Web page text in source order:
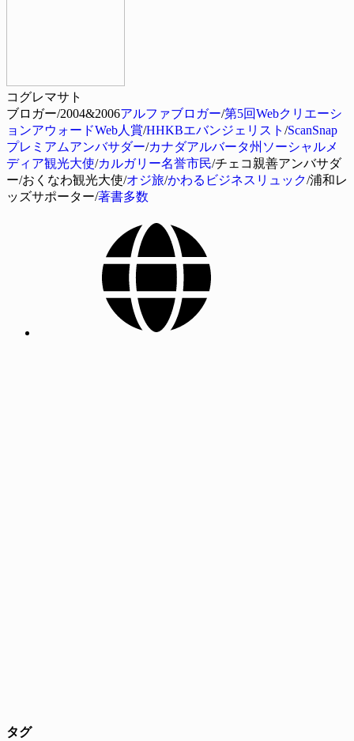
コグレマサト
ブロガー/2004&2006アルファブロガー/第5回Webクリエーシ
ョンアウォードWeb人賞/HHKBエバンジェリスト /ScanSnap
プレミアムアンバサダー/カナダアルバータ州ソーシャルメ
ディア観光大使/カルガリー名誉市民/チェコ親善アンバサダ
ー/おくなわ観光大使/オジ旅/かわるビジネスリュック/浦和レ
ッズサポーター/著書多数
タグ